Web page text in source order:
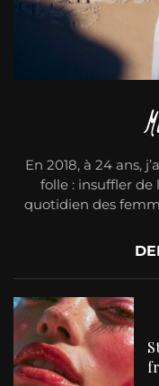
En 2018, à 24 ans,
folle : insuffler de
quotidien des